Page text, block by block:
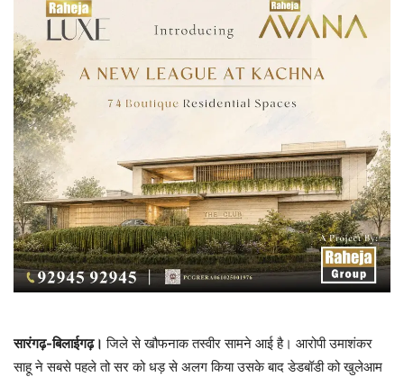
सारंगढ़-बिलाईगढ़। जिले से खौफनाक तस्वीर सामने आई है। आरोपी उमाशंकर
साहू ने सबसे पहले तो सर को धड़ से अलग किया उसके बाद डेडबॉडी को खुलेआम